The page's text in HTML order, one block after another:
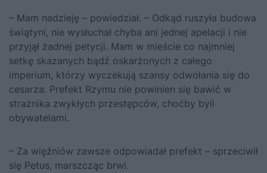
– Mam nadzieję – powiedział. – Odkąd ruszyła budowa
świątyni, nie wysłuchał chyba ani jednej apelacji i nie
przyjął żadnej petycji. Mam w mieście co najmniej
setkę skazanych bądź oskarżonych z całego
imperium, którzy wyczekują szansy odwołania się do
cesarza. Prefekt Rzymu nie powinien się bawić w
strażnika zwykłych przestępców, choćby byli
obywatelami.
– Za więźniów zawsze odpowiadał prefekt – sprzeciwił
się Petus, marszcząc brwi.